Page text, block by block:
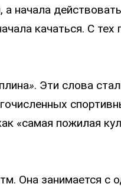
начала
качаться. С тех
». Эти слова
«самая пожилая
Она занимается с